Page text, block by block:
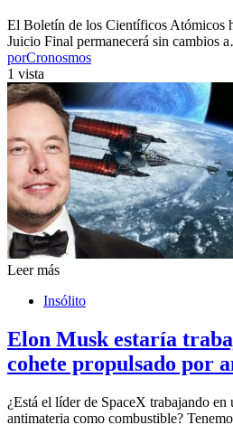
El Boletín de los Científicos Atómicos
Juicio Final permanecerá sin cambios
porCronosmos
1 vista
Leer más
Insólito
Elon Musk estaría
cohete propulsado por
¿Está el líder de SpaceX trabajando
antimateria como combustible?